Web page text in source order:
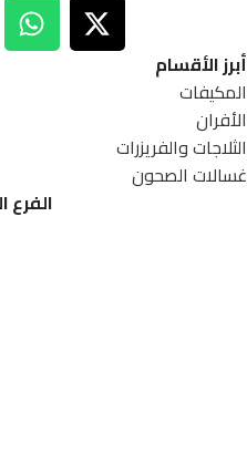
أبرز الأقسام
المكيفات
الأفران
الثلاجات والفريزرات
غسالات الصحون
الفرع